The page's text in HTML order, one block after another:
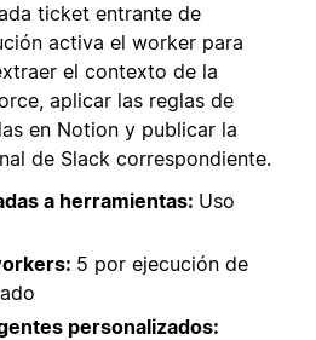
ticket entrante de
activa el worker para
el contexto de la
aplicar las reglas de
en Notion y publicar la
de Slack correspondiente.
a herramientas: Uso
5 por ejecución de
personalizados: